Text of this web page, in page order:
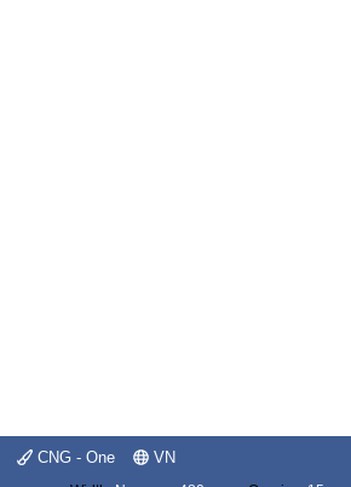
CNG - One VN